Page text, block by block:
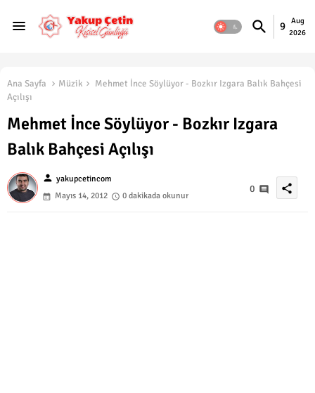
9
Aug
2026
Ana Sayfa Müzik
Mehmet İnce Söylüyor - Bozkır Izgara Balık Bahçesi
Açılışı
Mehmet İnce Söylüyor - Bozkır Izgara
Balık Bahçesi Açılışı
person yakupcetincom
Mayıs 14, 2012
0 dakikada okunur
0 share